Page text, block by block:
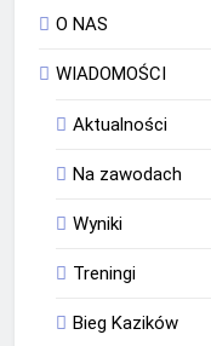
O NAS
WIADOMOŚCI
Aktualności
Na zawodach
Wyniki
Treningi
Bieg Kazików